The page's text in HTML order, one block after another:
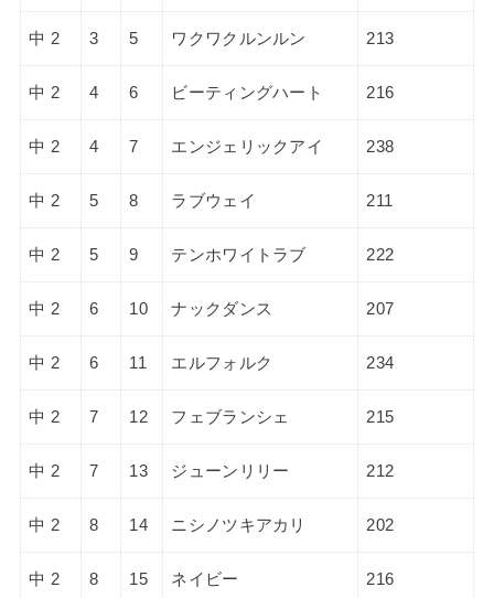
中 2 3 5 ワクワクルンルン 213
中 2 4 6 ビーティングハート 216
中 2 4 7 エンジェリックアイ 238
中 2 5 8 ラブウェイ 211
中 2 5 9 テンホワイトラブ 222
中 2 6 10 ナックダンス 207
中 2 6 11 エルフォルク 234
中 2 7 12 フェブランシェ 215
中 2 7 13 ジューンリリー 212
中 2 8 14 ニシノツキアカリ 202
中 2 8 15 ネイビー 216